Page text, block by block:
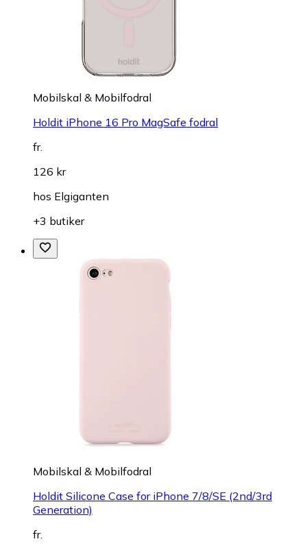
Mobilskal & Mobilfodral
Holdit iPhone 16 Pro MagSafe fodral
fr.
126 kr
hos Elgiganten
+3 butiker
Mobilskal & Mobilfodral
Holdit Silicone Case for iPhone 7/8/SE (2nd/3rd
Generation)
fr.